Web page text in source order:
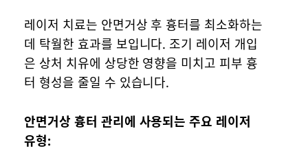
레이저 치료는 안면거상 후 흉터를 최소화하는
데 탁월한 효과를 보입니다. 조기 레이저 개입
은 상처 치유에 상당한 영향을 미치고 피부 흉
터 형성을 줄일 수 있습니다.
안면거상 흉터 관리에 사용되는 주요 레이저
유형: